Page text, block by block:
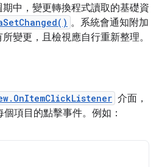
中，變更轉換程式讀取的基礎資
。系統會通知附加
變更，且檢視應自行重新整理。
介面，
個項目的點擊事件。例如：